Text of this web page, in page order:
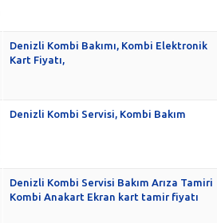
Denizli Kombi Bakımı, Kombi Elektronik
Kart Fiyatı,
Denizli Kombi Servisi, Kombi Bakım
Denizli Kombi Servisi Bakım Arıza Tamiri
Kombi Anakart Ekran kart tamir fiyatı